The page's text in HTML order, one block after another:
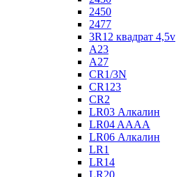
2450
2477
3R12 квадрат 4,5v
A23
A27
CR1/3N
CR123
CR2
LR03 Алкалин
LR04 AAAA
LR06 Алкалин
LR1
LR14
LR20